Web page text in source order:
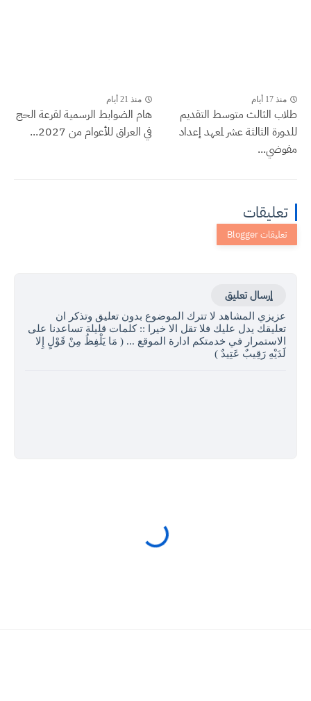
منذ 17 أيام
طلاب الثالث متوسط التقديم
للدورة الثالثة عشر لمعهد إعداد
مفوضي...
منذ 21 أيام
هام الضوابط الرسمية لقرعة الحج
في العراق للأعوام من 2027...
تعليقات
إرسال تعليق
عزيزي المشاهد لا تترك الموضوع بدون تعليق وتذكر ان
تعليقك يدل عليك فلا تقل الا خيرا :: كلمات قليلة تساعدنا على
الاستمرار في خدمتكم ادارة الموقع ... ( مَا يَلْفِظُ مِنْ قَوْلٍ إِلا
لَدَيْهِ رَقِيبٌ عَتِيدٌ )